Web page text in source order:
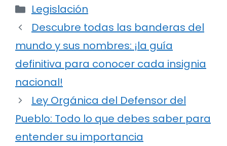
Categorías
Legislación
Descubre todas las banderas del
mundo y sus nombres: ¡la guía
definitiva para conocer cada insignia
nacional!
Ley Orgánica del Defensor del
Pueblo: Todo lo que debes saber para
entender su importancia